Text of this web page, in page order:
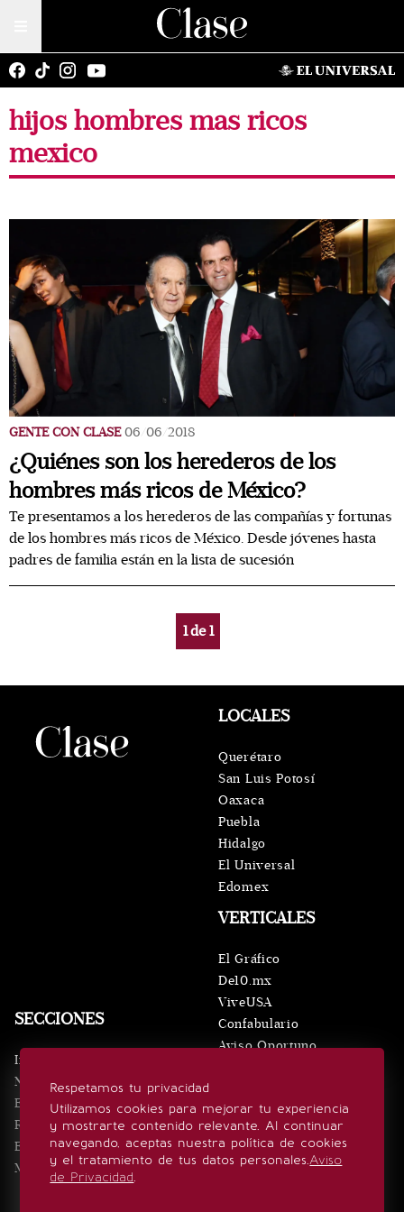
hijos hombres mas ricos
mexico
GENTE CON CLASE 06/06/2018
¿Quiénes son los herederos de los
hombres más ricos de México?
Te presentamos a los herederos de las compañías y fortunas
de los hombres más ricos de México. Desde jóvenes hasta
padres de familia están en la lista de sucesión
1de1
Respetamos tu privacidad
Utilizamos cookies para mejorar tu experiencia
y mostrarte contenido relevante. Al continuar
navegando, aceptas nuestra política de cookies
y el tratamiento de tus datos personales.Aviso
de Privacidad.
SECCIONES
Inicio
Noticias
Eventos
Realeza
Estilo de vida
Minuto x Minuto
VERTICALES
El Gráfico
De10.mx
ViveUSA
Confabulario
Aviso Oportuno
LOCALES
Querétaro
San Luis Potosí
Oaxaca
Puebla
Hidalgo
El Universal
Edomex
SÍGUENOS